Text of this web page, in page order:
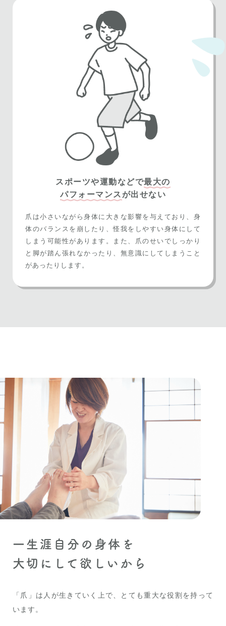
スポーツや運動などで最大の
パフォーマンス が出せない
爪は小さいながら身体に大きな影響を与えており、身
体のバランスを崩したり、怪我をしやすい身体にして
しまう可能性があります。また、爪のせいでしっかり
と脚が踏ん張れなかったり、無意識にしてしまうこと
があったりします。
一生涯自分の身体を
大切にして欲しいから
「爪」は人が生きていく上で、とても重大な役割を持って
います。